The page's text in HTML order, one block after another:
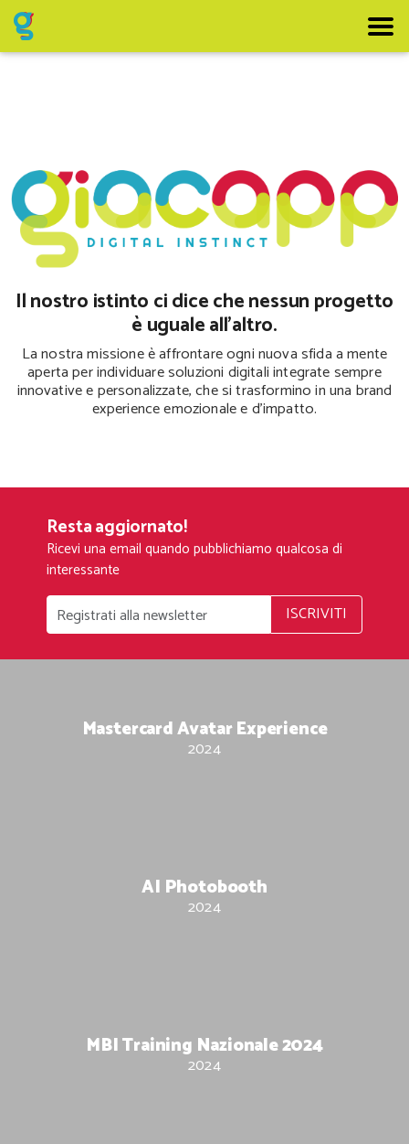
home
100% virtual
contatti
Il nostro istinto ci dice che nessun progetto
è uguale all'altro.
La nostra missione è affrontare ogni nuova sfida a mente
aperta per individuare soluzioni digitali integrate sempre
innovative e personalizzate, che si trasformino in una brand
experience emozionale e d'impatto.
Resta aggiornato!
Ricevi una email quando pubblichiamo qualcosa di
interessante
ISCRIVITI
Mastercard Avatar Experience
2024
AI Photobooth
2024
MBI Training Nazionale 2024
2024